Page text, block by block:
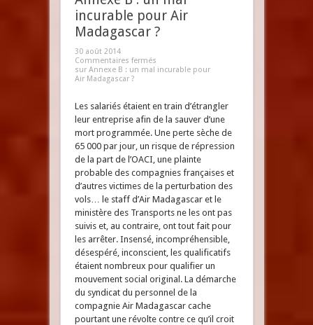
incurable pour Air
Madagascar ?
30 août 2014
Commentaires fermés
sur Annexe B : un mal incurable pour
Air Madagascar ?
Les salariés étaient en train d’étrangler
leur entreprise afin de la sauver d’une
mort programmée. Une perte sèche de
65 000 par jour, un risque de répression
de la part de l’OACI, une plainte
probable des compagnies françaises et
d’autres victimes de la perturbation des
vols… le staff d’Air Madagascar et le
ministère des Transports ne les ont pas
suivis et, au contraire, ont tout fait pour
les arrêter. Insensé, incompréhensible,
désespéré, inconscient, les qualificatifs
étaient nombreux pour qualifier un
mouvement social original. La démarche
du syndicat du personnel de la
compagnie Air Madagascar cache
pourtant une révolte contre ce qu’il croit